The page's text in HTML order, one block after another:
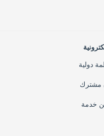
دولية
مشترك
خدمة